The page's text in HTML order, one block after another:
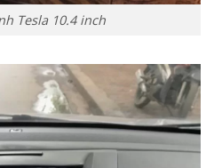
Tesla 10.4 inch